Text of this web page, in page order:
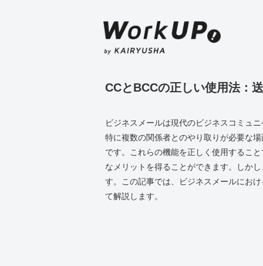
CCとBCCの正しい使用法：
ビジネスメールは現代のビジネスコミュ
特に複数の関係者とのやり取りが必要な
です。これらの機能を正しく使用するこ
なメリットを得ることができます。しか
す。この記事では、ビジネスメールにお
て解説します。